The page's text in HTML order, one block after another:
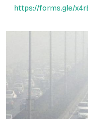
https://forms.gle/